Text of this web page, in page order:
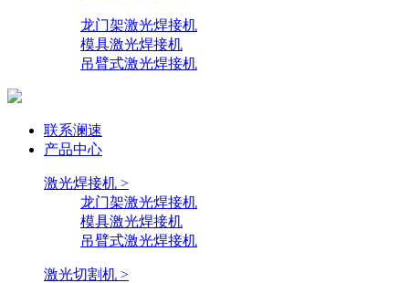
龙门架激光焊接机
模具激光焊接机
吊臂式激光焊接机
联系澜速
产品中心
激光焊接机 >
龙门架激光焊接机
模具激光焊接机
吊臂式激光焊接机
激光切割机 >